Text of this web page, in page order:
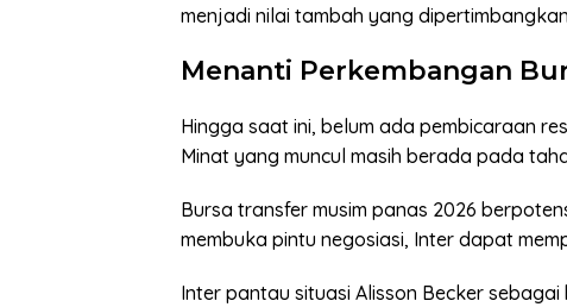
menjadi nilai tambah yang
Menanti Perkembangan
Hingga saat ini, belum ada pembicaraan
Minat yang muncul masih berada pada
Bursa transfer musim panas 2026
membuka pintu negosiasi, Inter dapat
Inter pantau situasi Alisson Becker